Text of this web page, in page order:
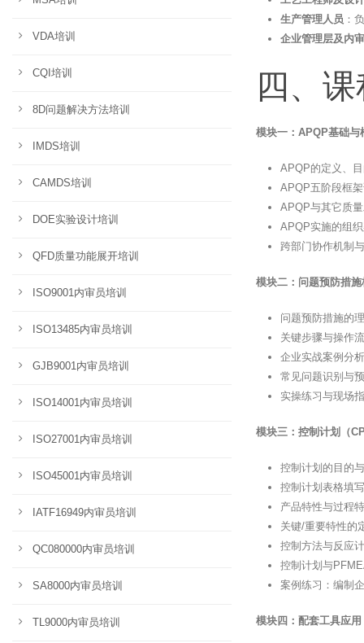
生产管理人员 ：
企业管理层及内
四、
模块一：APQP基础与
APQP的定义、
APQP五阶段框
APQP与其它质
APQP实施的组
跨部门协作机制
模块二：问题预防措
问题预防措施的
关键步骤与操作
企业实战案例分
常见问题识别与
实操练习与现场
模块三：控制计划（
控制计划的目的
控制计划表格填
产品特性与过程
关键/重要特性的
控制方法与反应
控制计划与
案例练习：编制
模块四：配套工具应
VDA培训
CQI培训
8D问题解决方法培训
IMDS培训
CAMDS培训
DOE实验设计培训
QFD质量功能展开培训
ISO9001内审员培训
ISO13485内审员培训
GJB9001内审员培训
ISO14001内审员培训
ISO27001内审员培训
ISO45001内审员培训
IATF16949内审员培训
QC080000内审员培训
SA8000内审员培训
TL9000内审员培训